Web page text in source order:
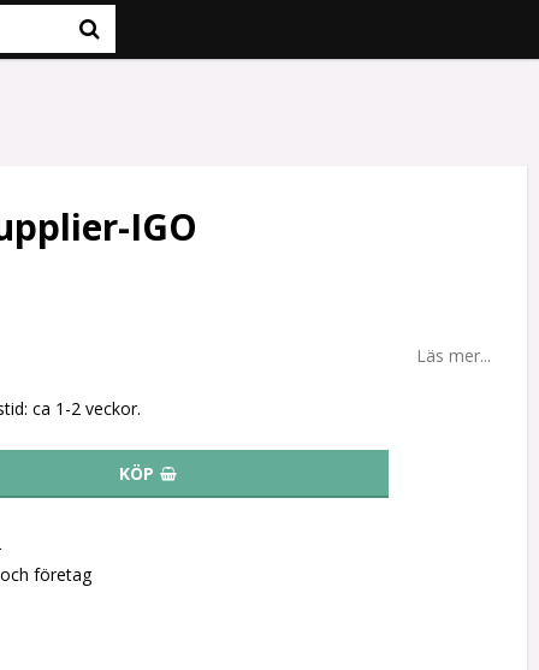
IGO
Läs mer...
ca 1-2 veckor.
KÖP
företag